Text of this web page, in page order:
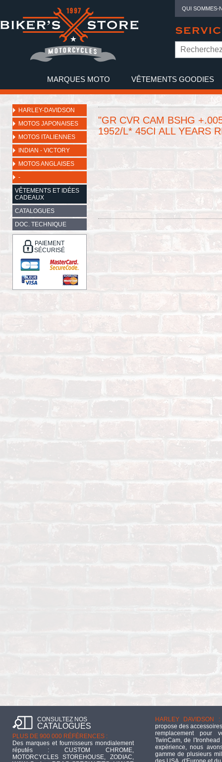
QUI SOMMES-
MARQUES MOTO VÊTEMENTS GOODIES
HARLEY-DAVIDSON
MOTOS JAPONAISES
MOTOS ITALIENNES
INDIAN - VICTORY
MOTOS ANGLAISES
-
VÊTEMENTS ET IDÉES
CADEAUX
CATALOGUES
DOC. TECHNIQUE
PAIEMENT
SÉCURISÉ
"GR CVR CAM BSHG
1952/L* 45CI ALL YEARS
CONSULTEZ NOS
CATALOGUES
PLUS DE 900 000 RÉFÉRENCES :
Des marques et fournisseurs mondialement
réputés : CUSTOM CHROME,
MOTORCYCLES STOREHOUSE, ZODIAC,
HARLEY DAVIDSON :
propose des
remplacement pour
TwinCam, de
expérience, nous
gamme de plusieurs